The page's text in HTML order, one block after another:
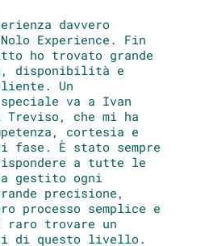
davvero
Experience. Fin
ho trovato grande
disponibilità e
Un
va a Ivan
che mi ha
cortesia e
fase. È stato sempre
a tutte le
gestito ogni
precisione,
processo semplice e
raro trovare un
di questo livello.